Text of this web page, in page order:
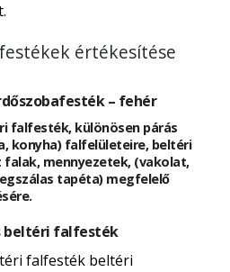
értékesítése
– fehér
falfesték, különösen párás
konyha) falfelületeire, beltéri
mennyezetek, (vakolat,
tapéta) megfelelő
beltéri falfesték
falfesték beltéri